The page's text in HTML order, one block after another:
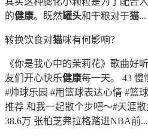
的健康。既然罐头和干粮对于猫...
转换饮食对猫咪有何影响？
《你是我心中的茉莉花》歌曲好
友们开心快乐健康每一天。 43 慢
#帅球乐园 #用篮球表达心情 #篮
推荐 和我一起散个步吧～#天涯
38.6万 张柏芝弗拉格踏进NBA前...